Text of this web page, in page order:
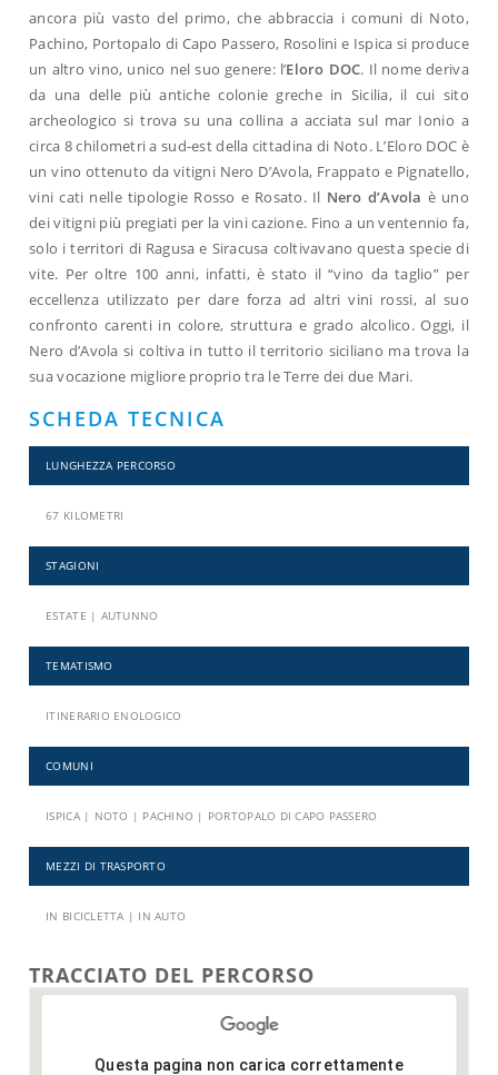
ancora più vasto del primo, che abbraccia i comuni di Noto,
Pachino, Portopalo di Capo Passero, Rosolini e Ispica si produce
un altro vino, unico nel suo genere: l’Eloro DOC. Il nome deriva
da una delle più antiche colonie greche in Sicilia, il cui sito
archeologico si trova su una collina a acciata sul mar Ionio a
circa 8 chilometri a sud-est della cittadina di Noto. L’Eloro DOC è
un vino ottenuto da vitigni Nero D’Avola, Frappato e Pignatello,
vini cati nelle tipologie Rosso e Rosato. Il Nero d’Avola è uno
dei vitigni più pregiati per la vini cazione. Fino a un ventennio fa,
solo i territori di Ragusa e Siracusa coltivavano questa specie di
vite. Per oltre 100 anni, infatti, è stato il “vino da taglio” per
eccellenza utilizzato per dare forza ad altri vini rossi, al suo
confronto carenti in colore, struttura e grado alcolico. Oggi, il
Nero d’Avola si coltiva in tutto il territorio siciliano ma trova la
sua vocazione migliore proprio tra le Terre dei due Mari.
SCHEDA TECNICA
LUNGHEZZA PERCORSO
67 KILOMETRI
STAGIONI
ESTATE | AUTUNNO
TEMATISMO
ITINERARIO ENOLOGICO
COMUNI
ISPICA | NOTO | PACHINO | PORTOPALO DI CAPO PASSERO
MEZZI DI TRASPORTO
IN BICICLETTA | IN AUTO
TRACCIATO DEL PERCORSO
Questa pagina non carica correttamente